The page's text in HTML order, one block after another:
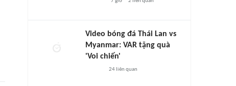
Video bóng đá Thái Lan vs
Myanmar: VAR tặng quà
'Voi chiến'
24liên quan